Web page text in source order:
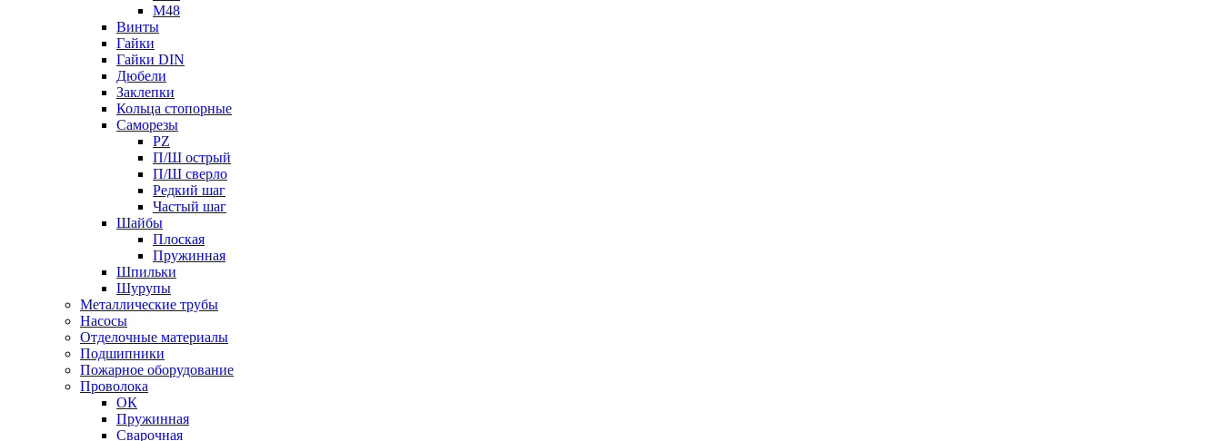
М48
Винты
Гайки
Гайки DIN
Дюбели
Заклепки
Кольца стопорные
Саморезы
PZ
П/Ш острый
П/Ш сверло
Редкий шаг
Частый шаг
Шайбы
Плоская
Пружинная
Шпильки
Шурупы
Металлические трубы
Насосы
Отделочные материалы
Подшипники
Пожарное оборудование
Проволока
ОК
Пружинная
Сварочная